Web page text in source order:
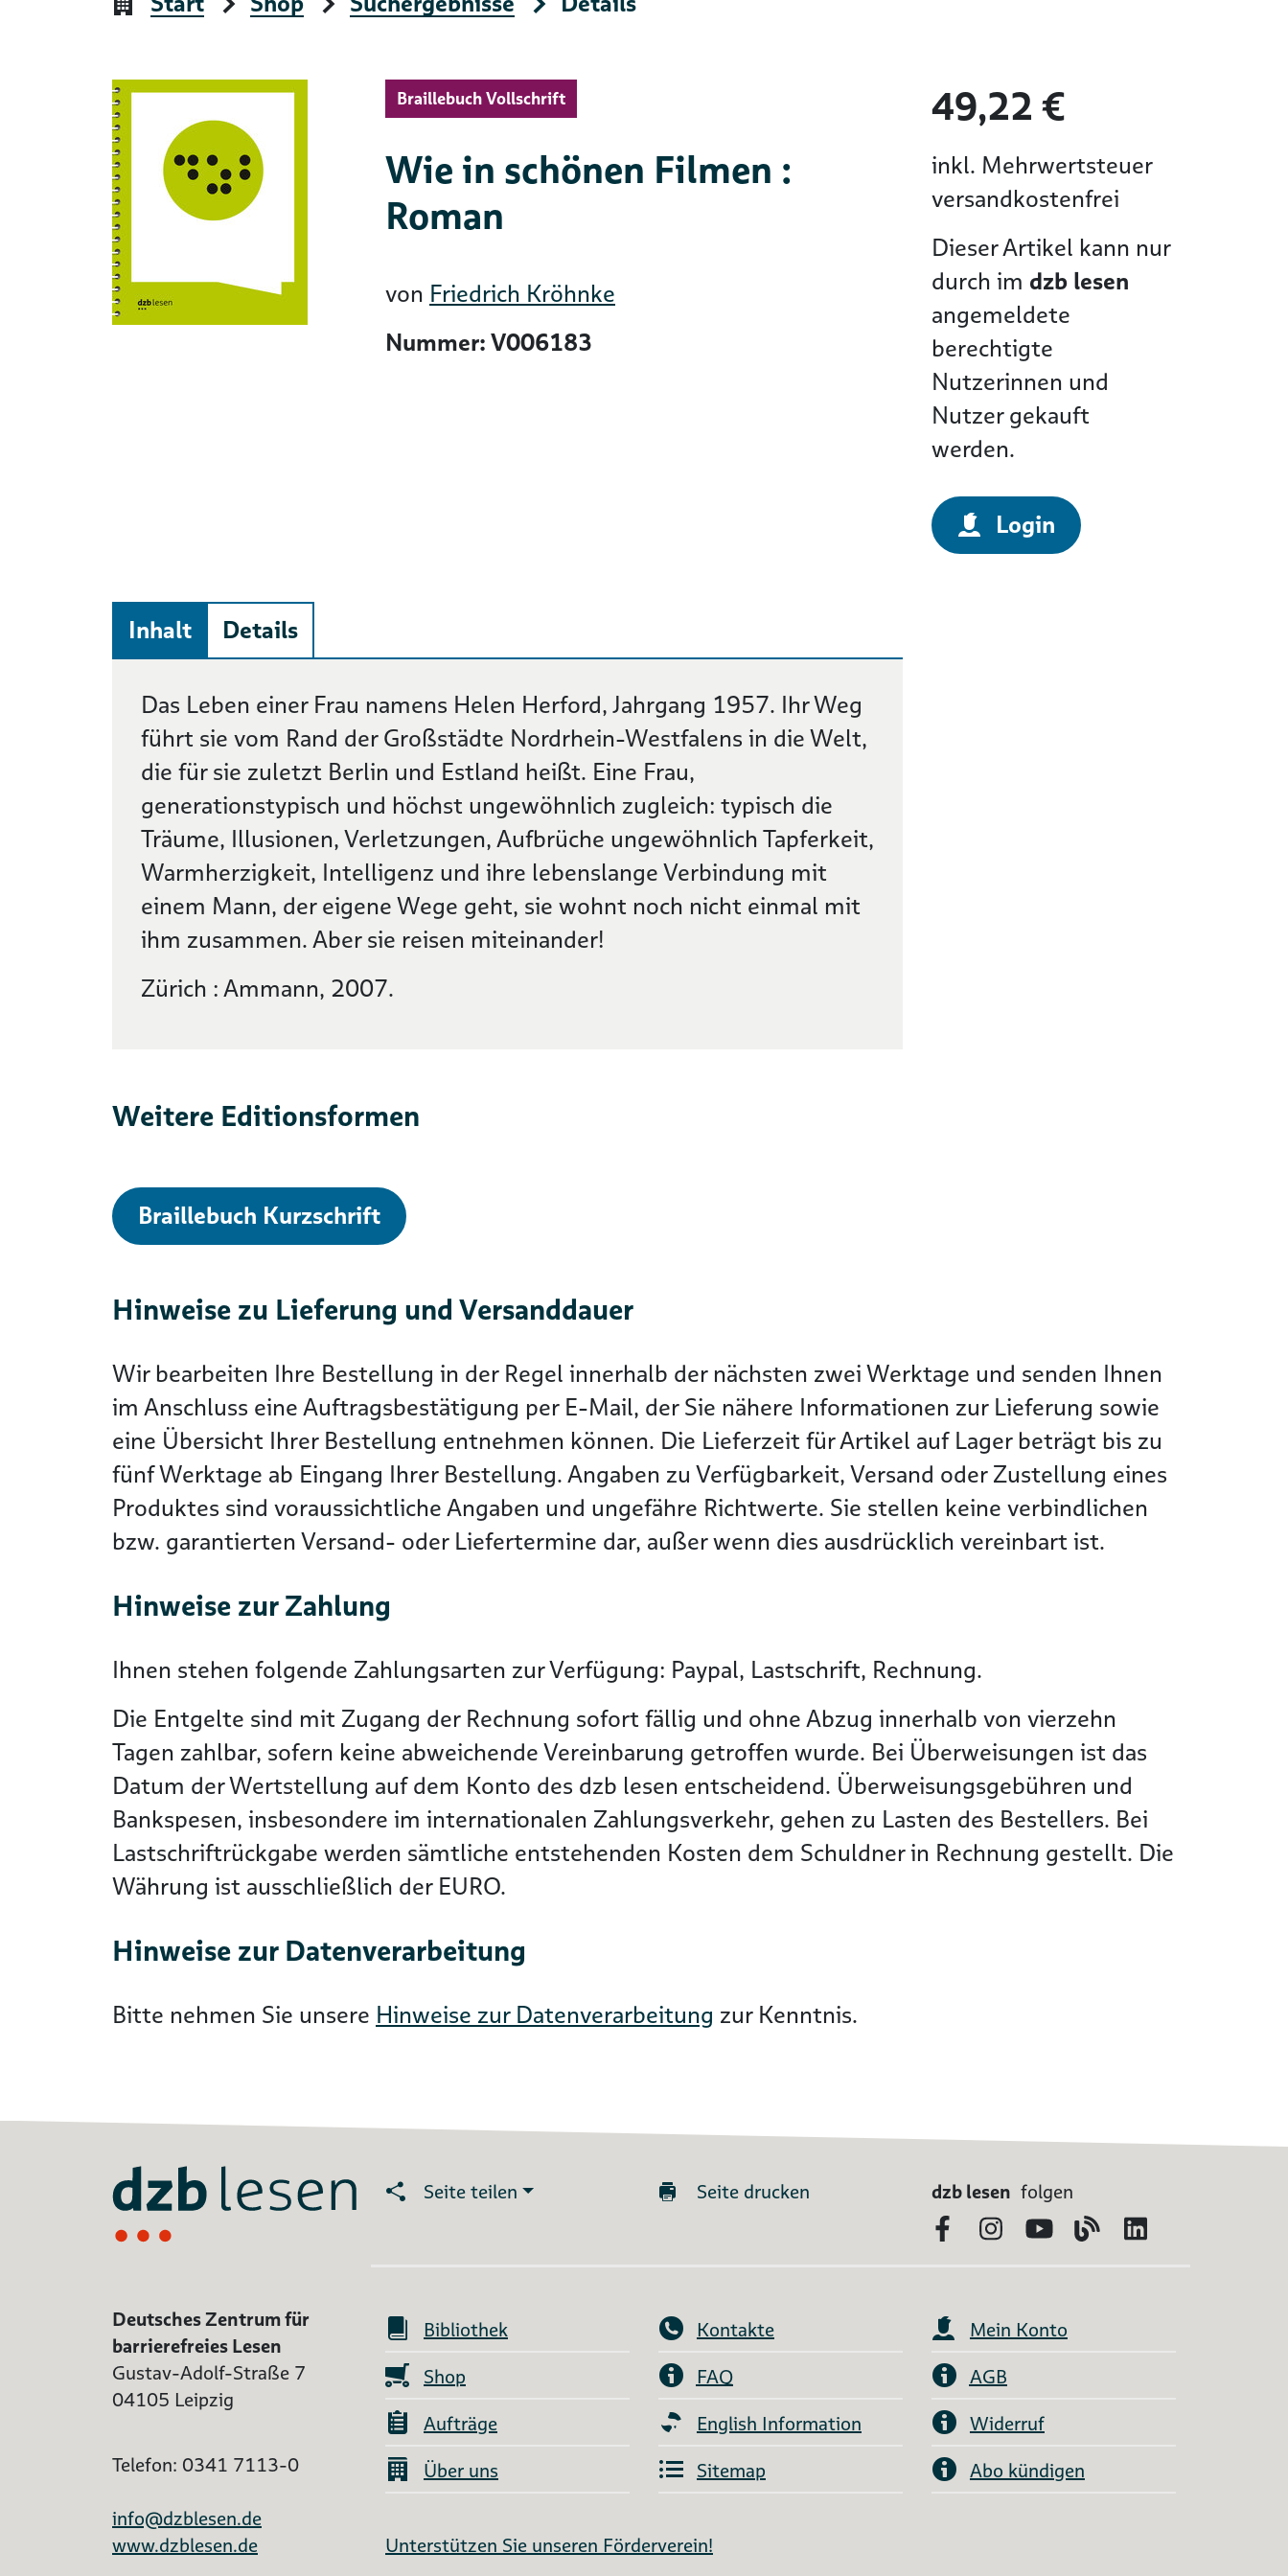
Braillebuch Vollschrift
Wie in schönen Filmen :
Roman
von Friedrich Kröhnke
Nummer: V006183
49,22 €
inkl. Mehrwertsteuer
versandkostenfrei
Dieser Artikel kann nur
durch im dzb lesen
angemeldete
berechtigte
Nutzerinnen und
Nutzer gekauft
werden.
Login
Inhalt Details
Beschreibung
Das Leben einer Frau namens Helen Herford, Jahrgang 1957. Ihr Weg
führt sie vom Rand der Großstädte Nordrhein-Westfalens in die Welt,
die für sie zuletzt Berlin und Estland heißt. Eine Frau,
generationstypisch und höchst ungewöhnlich zugleich: typisch die
Träume, Illusionen, Verletzungen, Aufbrüche ungewöhnlich Tapferkeit,
Warmherzigkeit, Intelligenz und ihre lebenslange Verbindung mit
einem Mann, der eigene Wege geht, sie wohnt noch nicht einmal mit
ihm zusammen. Aber sie reisen miteinander!
Zürich : Ammann, 2007.
Weitere Editionsformen
Braillebuch Kurzschrift
Hinweise zu Lieferung und Versanddauer
Wir bearbeiten Ihre Bestellung in der Regel innerhalb der nächsten zwei Werktage und senden Ihnen
im Anschluss eine Auftragsbestätigung per E-Mail, der Sie nähere Informationen zur Lieferung sowie
eine Übersicht Ihrer Bestellung entnehmen können. Die Lieferzeit für Artikel auf Lager beträgt bis zu
fünf Werktage ab Eingang Ihrer Bestellung. Angaben zu Verfügbarkeit, Versand oder Zustellung eines
Produktes sind voraussichtliche Angaben und ungefähre Richtwerte. Sie stellen keine verbindlichen
bzw. garantierten Versand- oder Liefertermine dar, außer wenn dies ausdrücklich vereinbart ist.
Hinweise zur Zahlung
Ihnen stehen folgende Zahlungsarten zur Verfügung: Paypal, Lastschrift, Rechnung.
Die Entgelte sind mit Zugang der Rechnung sofort fällig und ohne Abzug innerhalb von vierzehn
Tagen zahlbar, sofern keine abweichende Vereinbarung getroffen wurde. Bei Überweisungen ist das
Datum der Wertstellung auf dem Konto des dzb lesen entscheidend. Überweisungsgebühren und
Bankspesen, insbesondere im internationalen Zahlungsverkehr, gehen zu Lasten des Bestellers. Bei
Lastschriftrückgabe werden sämtliche entstehenden Kosten dem Schuldner in Rechnung gestellt. Die
Währung ist ausschließlich der EURO.
Hinweise zur Datenverarbeitung
Bitte nehmen Sie unsere Hinweise zur Datenverarbeitung zur Kenntnis.
Seite teilen Seite drucken dzb lesen folgen
FacebookInstagram
YouTubeBlog
Deutsches Zentrum für
barrierefreies Lesen
Gustav-Adolf-Straße 7
04105 Leipzig
Telefon: 0341 7113-0
info@dzblesen.de
www.dzblesen.de
Bibliothek Kontakte
Mein Konto
Shop
FAQ
AGB
Aufträge
English Information
Widerruf
Über uns
Sitemap Abo kündigen
Unterstützen Sie unseren Förderverein!